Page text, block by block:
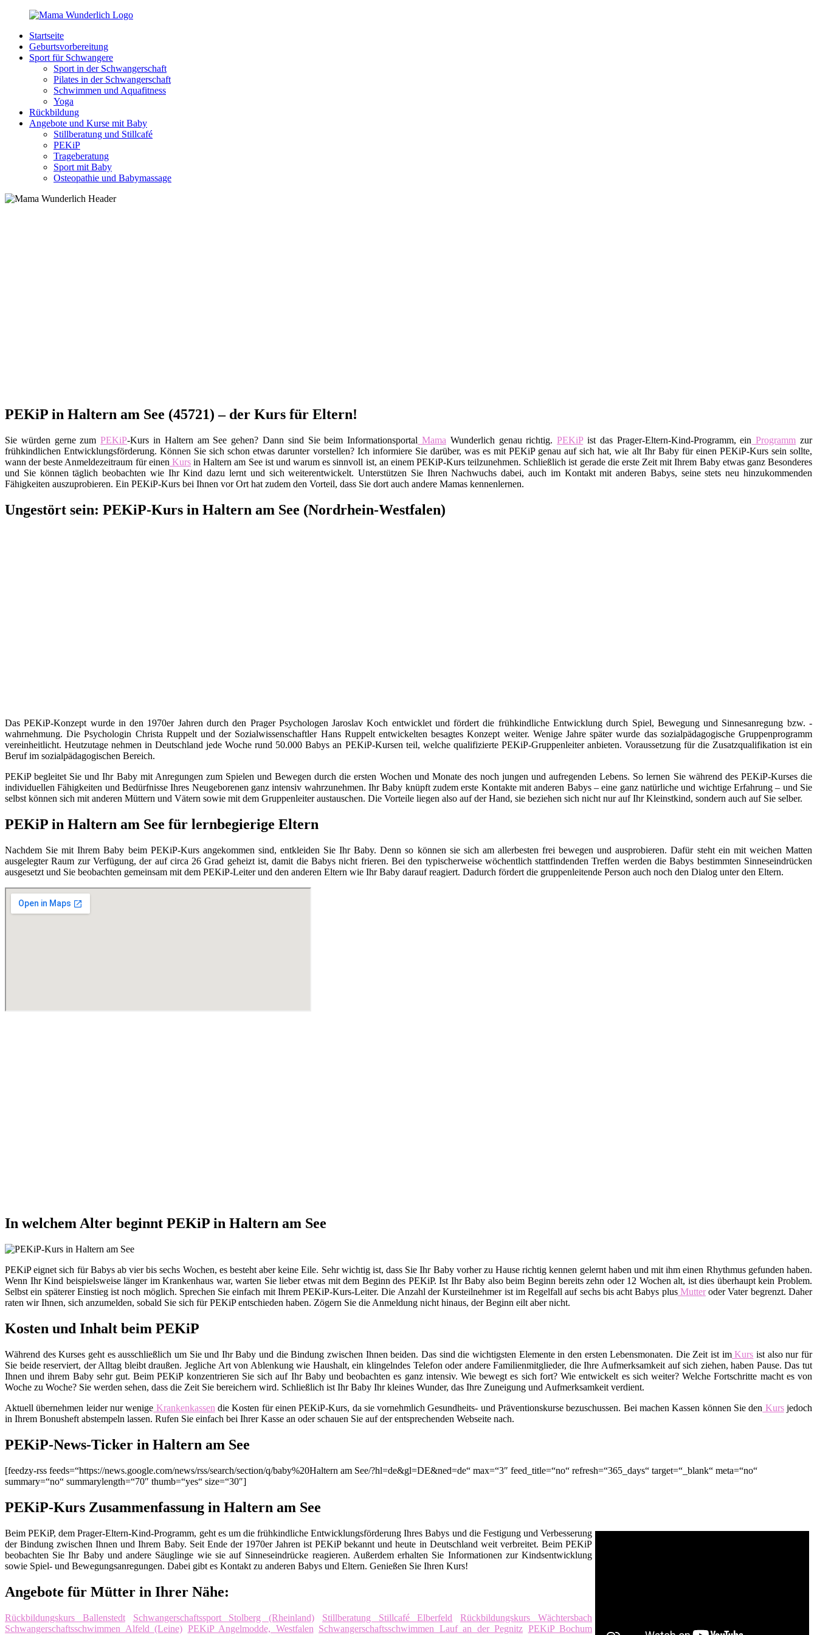
Zurück
Inhalt
MamaWunderlich.de
Mutti
sein
wunderbar!
Startseite
Geburtsvorbereitung
Sport für Schwangere
Sport in der Schwangerschaft
Pilates in der Schwangerschaft
Schwimmen und Aquafitness
Yoga
Rückbildung
Angebote und Kurse mit Baby
Stillberatung und Stillcafé
PEKiP
Trageberatung
Sport mit Baby
Osteopathie und Babymassage
PEKiP in Haltern am See (45721) – der Kurs für Eltern!
Sie würden gerne zumPEKiP-Kurs in Haltern am See gehen? Dann sind Sie beim Informationsportal Mama Wunderlich genau richtig.PEKiPist das Prager-Eltern-Kind-Programm, ein Programm zur
frühkindlichen Entwicklungsförderung. Können Sie sich schon etwas darunter vorstellen? Ich informiere Sie darüber, was es mit PEKiP genau auf sich hat, wie alt Ihr Baby für einen PEKiP-Kurs sein sollte,
wann der beste Anmeldezeitraum für einen Kursin Haltern am See ist und warum es sinnvoll ist, an einem PEKiP-Kurs teilzunehmen. Schließlich ist gerade die erste Zeit mit Ihrem Baby etwas ganz Besonderes
und Sie können täglich beobachten wie Ihr Kind dazu lernt und sich weiterentwickelt. Unterstützen Sie Ihren Nachwuchs dabei, auch im Kontakt mit anderen Babys, seine stets neu hinzukommenden
Fähigkeiten auszuprobieren. Ein PEKiP-Kurs bei Ihnen vor Ort hat zudem den Vorteil, dass Sie dort auch andere Mamas kennenlernen.
Ungestört sein: PEKiP-Kurs in Haltern am See (Nordrhein-Westfalen)
Das PEKiP-Konzept wurde in den 1970er Jahren durch den Prager Psychologen Jaroslav Koch entwicklet und fördert die frühkindliche Entwicklung durch Spiel, Bewegung und Sinnesanregung bzw. -
wahrnehmung. Die Psychologin Christa Ruppelt und der Sozialwissenschaftler Hans Ruppelt entwickelten besagtes Konzept weiter. Wenige Jahre später wurde das sozialpädagogische Gruppenprogramm
vereinheitlicht. Heutzutage nehmen in Deutschland jede Woche rund 50.000 Babys an PEKiP-Kursen teil, welche qualifizierte PEKiP-Gruppenleiter anbieten. Voraussetzung für die Zusatzqualifikation ist ein
Beruf im sozialpädagogischen Bereich.
PEKiP begleitet Sie und Ihr Baby mit Anregungen zum Spielen und Bewegen durch die ersten Wochen und Monate des noch jungen und aufregenden Lebens. So lernen Sie während des PEKiP-Kurses die
individuellen Fähigkeiten und Bedürfnisse Ihres Neugeborenen ganz intensiv wahrzunehmen. Ihr Baby knüpft zudem erste Kontakte mit anderen Babys – eine ganz natürliche und wichtige Erfahrung – und Sie
selbst können sich mit anderen Müttern und Vätern sowie mit dem Gruppenleiter austauschen. Die Vorteile liegen also auf der Hand, sie beziehen sich nicht nur auf Ihr Kleinstkind, sondern auch auf Sie selber.
PEKiP in Haltern am See für lernbegierige Eltern
Nachdem Sie mit Ihrem Baby beim PEKiP-Kurs angekommen sind, entkleiden Sie Ihr Baby. Denn so können sie sich am allerbesten frei bewegen und ausprobieren. Dafür steht ein mit weichen Matten
ausgelegter Raum zur Verfügung, der auf circa 26 Grad geheizt ist, damit die Babys nicht frieren. Bei den typischerweise wöchentlich stattfindenden Treffen werden die Babys bestimmten Sinneseindrücken
ausgesetzt und Sie beobachten gemeinsam mit dem PEKiP-Leiter und den anderen Eltern wie Ihr Baby darauf reagiert. Dadurch fördert die gruppenleitende Person auch noch den Dialog unter den Eltern.
In welchem Alter beginnt PEKiP in Haltern am See
PEKiP eignet sich für Babys ab vier bis sechs Wochen, es besteht aber keine Eile. Sehr wichtig ist, dass Sie Ihr Baby vorher zu Hause richtig kennen gelernt haben und mit ihm einen Rhythmus gefunden haben.
Wenn Ihr Kind beispielsweise länger im Krankenhaus war, warten Sie lieber etwas mit dem Beginn des PEKiP. Ist Ihr Baby also beim Beginn bereits zehn oder 12 Wochen alt, ist dies überhaupt kein Problem.
Selbst ein späterer Einstieg ist noch möglich. Sprechen Sie einfach mit Ihrem PEKiP-Kurs-Leiter. Die Anzahl der Kursteilnehmer ist im Regelfall auf sechs bis acht Babys plusMutteroder Vater begrenzt. Daher
raten wir Ihnen, sich anzumelden, sobald Sie sich für PEKiP entschieden haben. Zögern Sie die Anmeldung nicht hinaus, der Beginn eilt aber nicht.
Kosten und Inhalt beim PEKiP
Während des Kurses geht es ausschließlich um Sie und Ihr Baby und die Bindung zwischen Ihnen beiden. Das sind die wichtigsten Elemente in den ersten Lebensmonaten. Die Zeit ist imKurs ist also nur für
Sie beide reserviert, der Alltag bleibt draußen. Jegliche Art von Ablenkung wie Haushalt, ein klingelndes Telefon oder andere Familienmitglieder, die Ihre Aufmerksamkeit auf sich ziehen, haben Pause. Das tut
Ihnen und ihrem Baby sehr gut. Beim PEKiP konzentrieren Sie sich auf Ihr Baby und beobachten es ganz intensiv. Wie bewegt es sich fort? Wie entwickelt es sich weiter? Welche Fortschritte macht es von
Woche zu Woche? Sie werden sehen, dass die Zeit Sie bereichern wird. Schließlich ist Ihr Baby Ihr kleines Wunder, das Ihre Zuneigung und Aufmerksamkeit verdient.
Aktuell übernehmen leider nur wenige Krankenkassen die Kosten für einen PEKiP-Kurs, da sie vornehmlich Gesundheits- und Präventionskurse bezuschussen. Bei machen Kassen können Sie den Kursjedoch
in Ihrem Bonusheft abstempeln lassen. Rufen Sie einfach bei Ihrer Kasse an oder schauen Sie auf der entsprechenden Webseite nach.
PEKiP-News-Ticker in Haltern am See
[feedzy-rss feeds=“https://news.google.com/news/rss/search/section/q/baby%20Haltern am See/?hl=de&gl=DE&ned=de“ max=“3″ feed_title=“no“ refresh=“365_days“ target=“_blank“ meta=“no“
summary=“no“ summarylength=“70″ thumb=“yes“ size=“30″]
PEKiP-Kurs Zusammenfassung in Haltern am See
Beim PEKiP, dem Prager-Eltern-Kind-Programm, geht es um die frühkindliche Entwicklungsförderung Ihres Babys und die Festigung und Verbesserung
der Bindung zwischen Ihnen und Ihrem Baby. Seit Ende der 1970er Jahren ist PEKiP bekannt und heute in Deutschland weit verbreitet. Beim PEKiP
beobachten Sie Ihr Baby und andere Säuglinge wie sie auf Sinneseindrücke reagieren. Außerdem erhalten Sie Informationen zur Kindsentwicklung
sowie Spiel- und Bewegungsanregungen. Dabei gibt es Kontakt zu anderen Babys und Eltern. Genießen Sie Ihren Kurs!
Angebote für Mütter in Ihrer Nähe:
Rückbildungskurs Ballenstedt Schwangerschaftssport Stolberg (Rheinland) Stillberatung Stillcafé Elberfeld
Rückbildungskurs Wächtersbach
Schwangerschaftsschwimmen Alfeld (Leine) PEKiP Angelmodde, Westfalen Schwangerschaftsschwimmen Lauf an der Pegnitz PEKiP Bochum